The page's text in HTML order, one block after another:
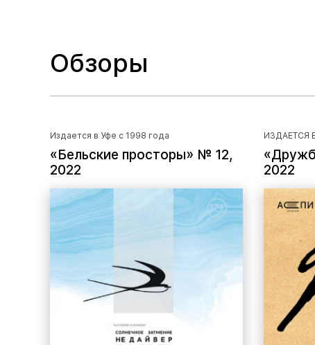
Обзоры
Издается в Уфе с 1998 года
«Бельские просторы» № 12,
2022
ИЗДАЕТСЯ
2022